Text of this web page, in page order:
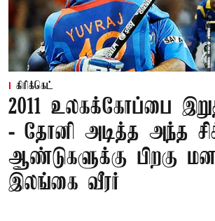
கிரிக்கெட்
2011 உலகக்கோப்பை
- தோனி அடித்த அந்த
ஆண்டுகளுக்கு பிறகு
இலங்கை வீரர்